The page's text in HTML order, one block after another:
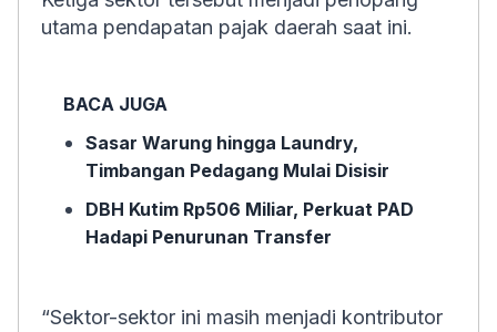
utama pendapatan pajak daerah saat ini.
BACA JUGA
Sasar Warung hingga Laundry,
Timbangan Pedagang Mulai Disisir
DBH Kutim Rp506 Miliar, Perkuat PAD
Hadapi Penurunan Transfer
“Sektor-sektor ini masih menjadi kontributor